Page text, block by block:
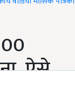
ऐसे